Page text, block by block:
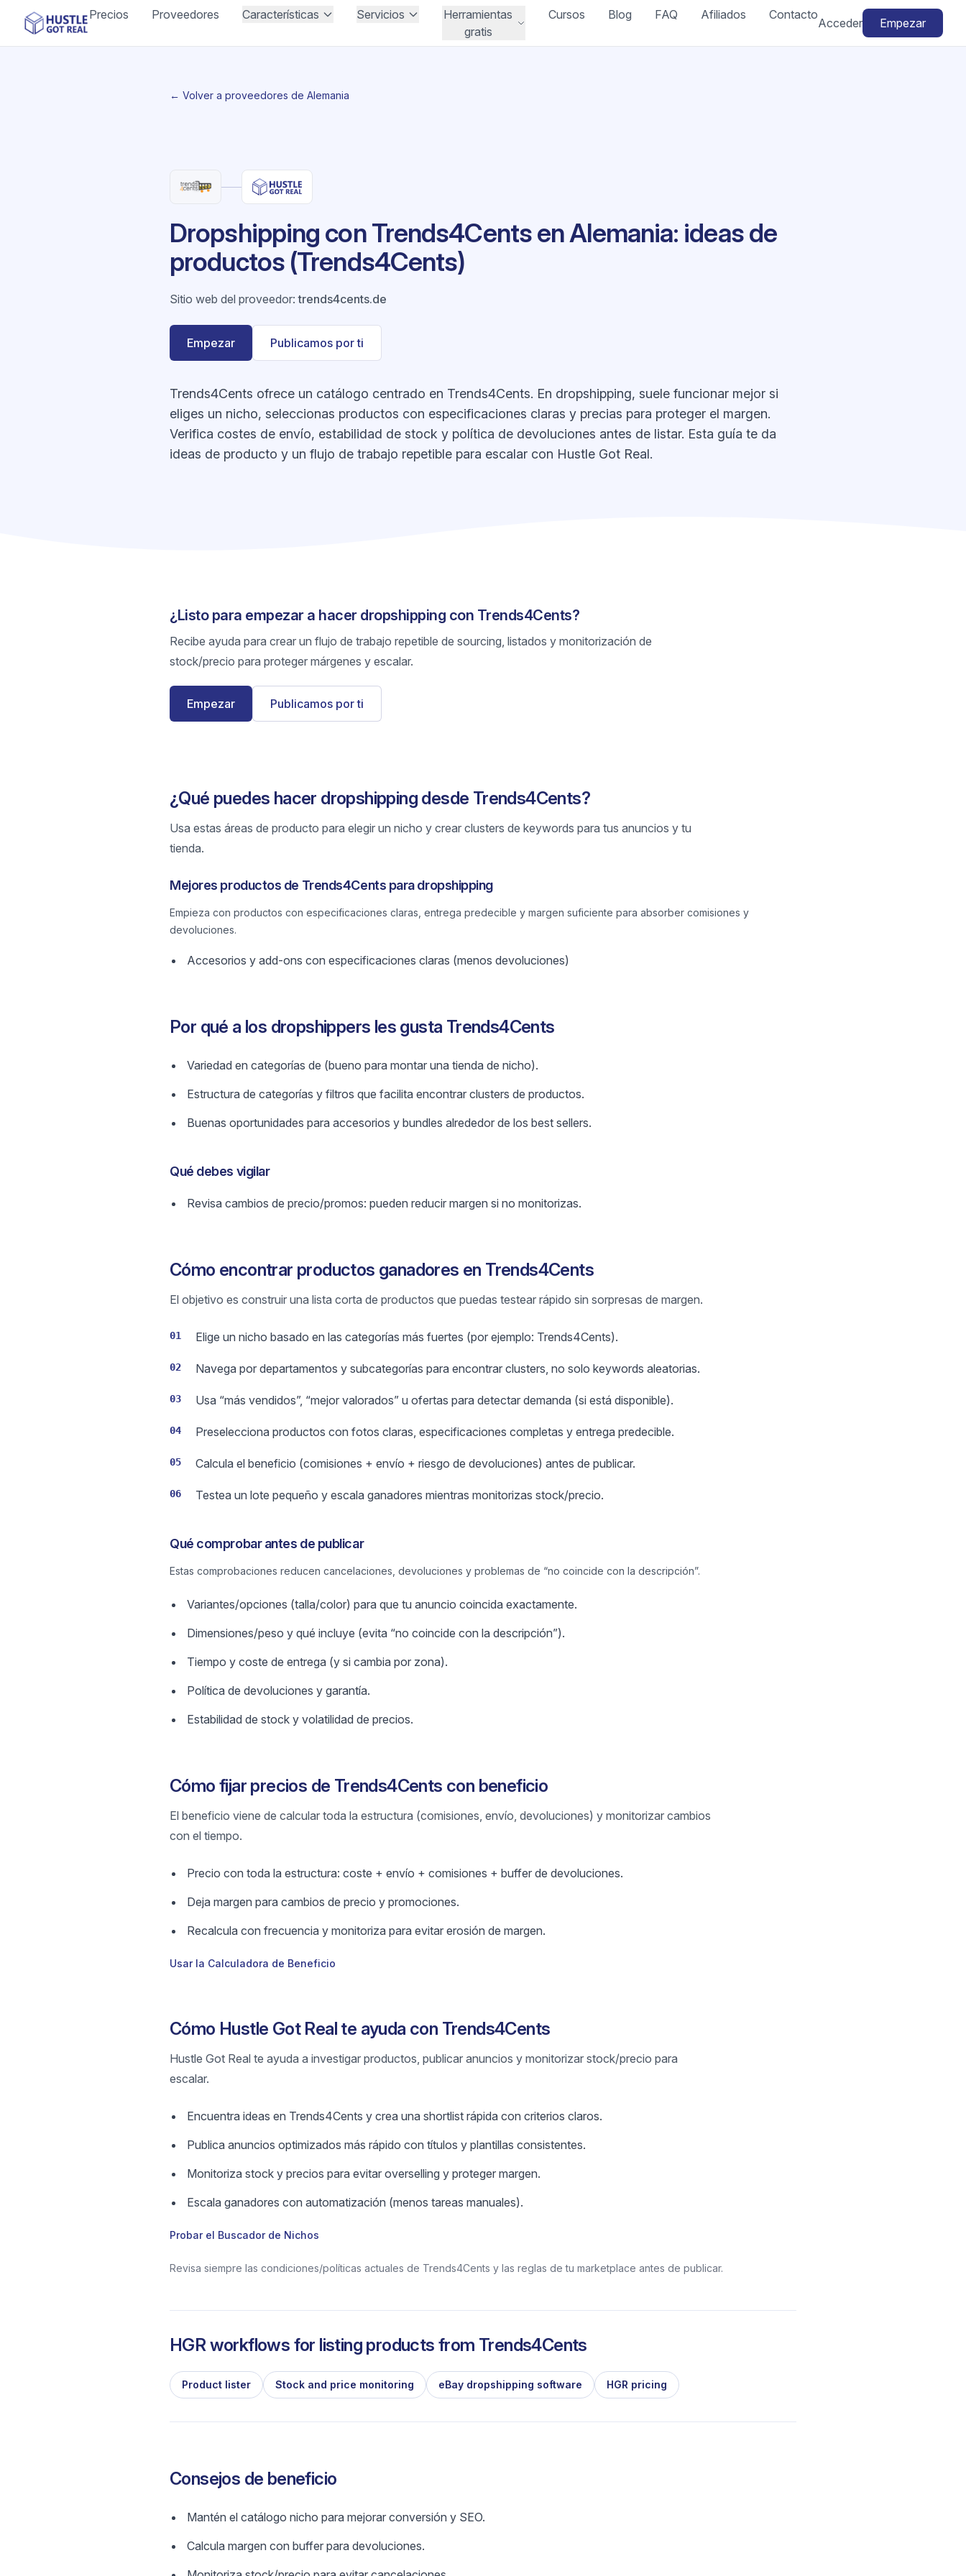
Precios Proveedores Características Servicios
Herramientas
gratis
Cursos Blog FAQ Afiliados Contacto
Acceder Empezar
← Volver a proveedores de Alemania
Dropshipping con Trends4Cents en Alemania: ideas de
productos (Trends4Cents)
Sitio web del proveedor:trends4cents.de
Empezar Publicamos por ti
Trends4Cents ofrece un catálogo centrado en Trends4Cents. En dropshipping, suele funcionar mejor si
eliges un nicho, seleccionas productos con especificaciones claras y precias para proteger el margen.
Verifica costes de envío, estabilidad de stock y política de devoluciones antes de listar. Esta guía te da
ideas de producto y un flujo de trabajo repetible para escalar con Hustle Got Real.
¿Listo para empezar a hacer dropshipping con Trends4Cents?
Recibe ayuda para crear un flujo de trabajo repetible de sourcing, listados y monitorización de
stock/precio para proteger márgenes y escalar.
Empezar Publicamos por ti
¿Qué puedes hacer dropshipping desde Trends4Cents?
Usa estas áreas de producto para elegir un nicho y crear clusters de keywords para tus anuncios y tu
tienda.
Mejores productos de Trends4Cents para dropshipping
Empieza con productos con especificaciones claras, entrega predecible y margen suficiente para absorber comisiones y
devoluciones.
Accesorios y add-ons con especificaciones claras (menos devoluciones)
Por qué a los dropshippers les gusta Trends4Cents
Variedad en categorías de (bueno para montar una tienda de nicho).
Estructura de categorías y filtros que facilita encontrar clusters de productos.
Buenas oportunidades para accesorios y bundles alrededor de los best sellers.
Qué debes vigilar
Revisa cambios de precio/promos: pueden reducir margen si no monitorizas.
Cómo encontrar productos ganadores en Trends4Cents
El objetivo es construir una lista corta de productos que puedas testear rápido sin sorpresas de margen.
01 Elige un nicho basado en las categorías más fuertes (por ejemplo: Trends4Cents).
02 Navega por departamentos y subcategorías para encontrar clusters, no solo keywords aleatorias.
03 Usa “más vendidos”, “mejor valorados” u ofertas para detectar demanda (si está disponible).
04 Preselecciona productos con fotos claras, especificaciones completas y entrega predecible.
05 Calcula el beneficio (comisiones + envío + riesgo de devoluciones) antes de publicar.
06 Testea un lote pequeño y escala ganadores mientras monitorizas stock/precio.
Qué comprobar antes de publicar
Estas comprobaciones reducen cancelaciones, devoluciones y problemas de “no coincide con la descripción”.
Variantes/opciones (talla/color) para que tu anuncio coincida exactamente.
Dimensiones/peso y qué incluye (evita “no coincide con la descripción”).
Tiempo y coste de entrega (y si cambia por zona).
Política de devoluciones y garantía.
Estabilidad de stock y volatilidad de precios.
Cómo fijar precios de Trends4Cents con beneficio
El beneficio viene de calcular toda la estructura (comisiones, envío, devoluciones) y monitorizar cambios
con el tiempo.
Precio con toda la estructura: coste + envío + comisiones + buffer de devoluciones.
Deja margen para cambios de precio y promociones.
Recalcula con frecuencia y monitoriza para evitar erosión de margen.
Usar la Calculadora de Beneficio
Cómo Hustle Got Real te ayuda con Trends4Cents
Hustle Got Real te ayuda a investigar productos, publicar anuncios y monitorizar stock/precio para
escalar.
Encuentra ideas en Trends4Cents y crea una shortlist rápida con criterios claros.
Publica anuncios optimizados más rápido con títulos y plantillas consistentes.
Monitoriza stock y precios para evitar overselling y proteger margen.
Escala ganadores con automatización (menos tareas manuales).
Probar el Buscador de Nichos
Revisa siempre las condiciones/políticas actuales de Trends4Cents y las reglas de tu marketplace antes de publicar.
HGR workflows for listing products from Trends4Cents
Product lister Stock and price monitoring eBay dropshipping software HGR pricing
Consejos de beneficio
Mantén el catálogo nicho para mejorar conversión y SEO.
Calcula margen con buffer para devoluciones.